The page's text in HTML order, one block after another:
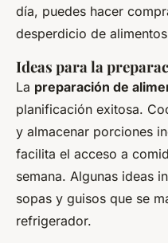
día, puedes hacer
desperdicio de
Ideas para la
La preparación de
planificación exitosa.
y almacenar porciones
facilita el acceso a
semana. Algunas ideas
sopas y guisos que se
refrigerador.